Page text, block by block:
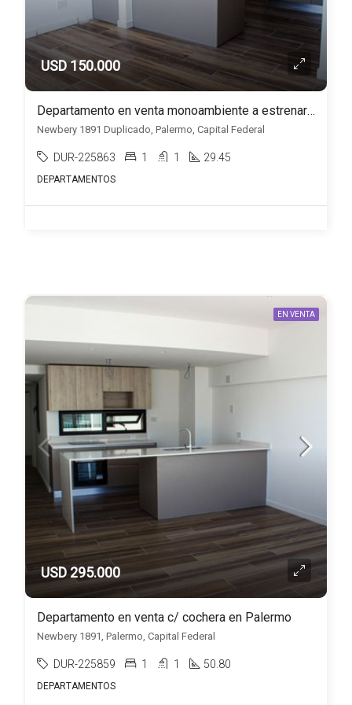
USD 150.000
Departamento en venta monoambiente a estrenar en Palermo
Newbery 1891 Duplicado, Palermo, Capital Federal
DUR-225863 1 1 29.45
DEPARTAMENTOS
EN VENTA
USD 295.000
Departamento en venta c/ cochera en Palermo
Newbery 1891, Palermo, Capital Federal
DUR-225859 1 1 50.80
DEPARTAMENTOS